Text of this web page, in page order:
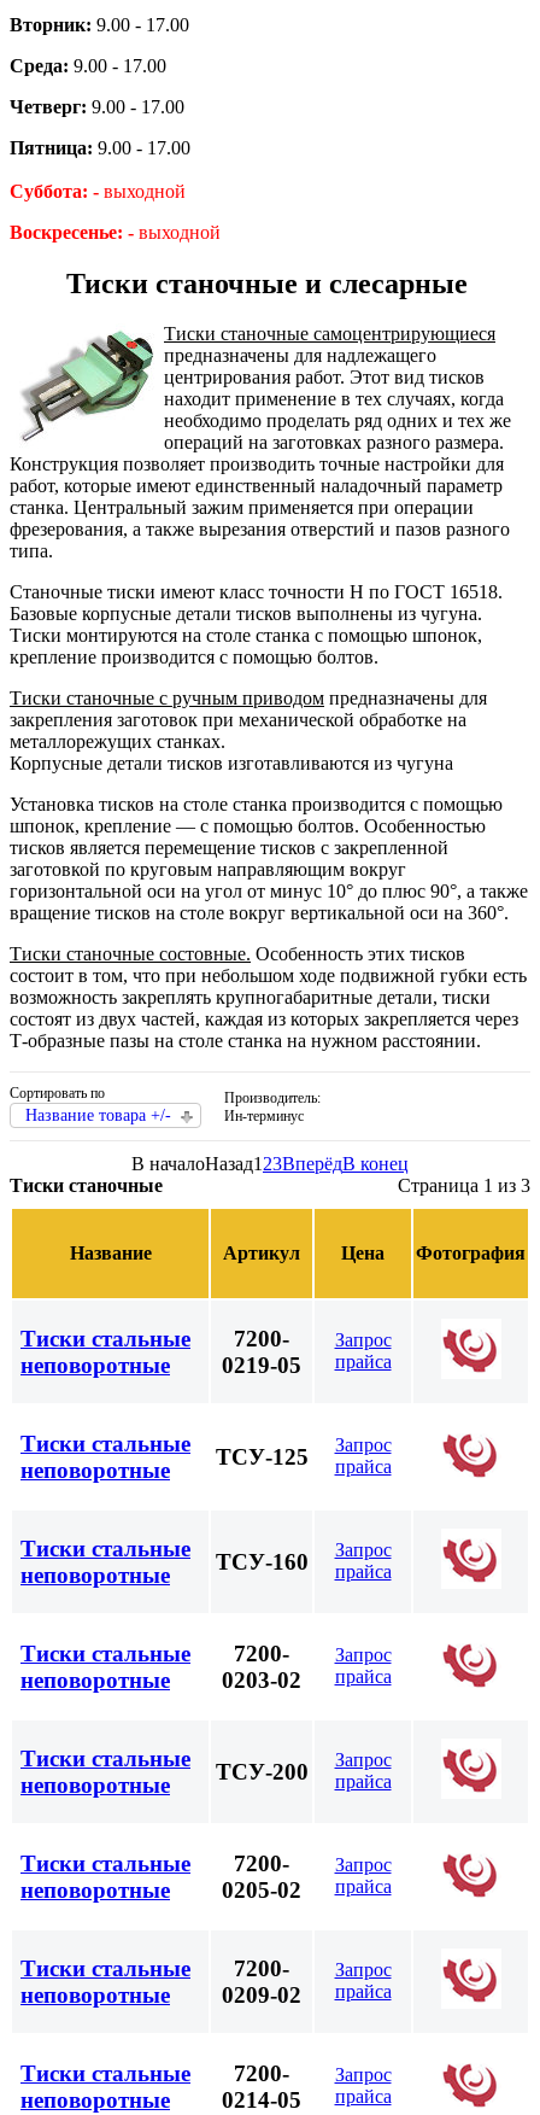
Вторник: 9.00 - 17.00
Среда: 9.00 - 17.00
Четверг: 9.00 - 17.00
Пятница: 9.00 - 17.00
Суббота: - выходной
Воскресенье: - выходной
Тиски станочные и слесарные
Тиски станочные самоцентрирующиеся
предназначены для надлежащего
центрирования работ. Этот вид тисков
находит применение в тех случаях, когда
необходимо проделать ряд одних и тех же
операций на заготовках разного размера.
Конструкция позволяет производить точные настройки для
работ, которые имеют единственный наладочный параметр
станка. Центральный зажим применяется при операции
фрезерования, а также вырезания отверстий и пазов разного
типа.
Станочные тиски имеют класс точности Н по ГОСТ 16518.
Базовые корпусные детали тисков выполнены из чугуна.
Тиски монтируются на столе станка с помощью шпонок,
крепление производится с помощью болтов.
Тиски станочные с ручным приводом предназначены для
закрепления заготовок при механической обработке на
металлорежущих станках.
Корпусные детали тисков изготавливаются из чугуна
Установка тисков на столе станка производится с помощью
шпонок, крепление — с помощью болтов. Особенностью
тисков является перемещение тисков с закрепленной
заготовкой по круговым направляющим вокруг
горизонтальной оси на угол от минус 10° до плюс 90°, а также
вращение тисков на столе вокруг вертикальной оси на 360°.
Тиски станочные состовные. Особенность этих тисков
состоит в том, что при небольшом ходе подвижной губки есть
возможность закреплять крупногабаритные детали, тиски
состоят из двух частей, каждая из которых закрепляется через
Т-образные пазы на столе станка на нужном расстоянии.
Сортировать по
Название товара +/-
Производитель:
Ин-терминус
В началоНазад123ВперёдВ конец
Страница 1 из 3
Тиски станочные
Название Артикул Цена Фотография
Тиски стальные
неповоротные
7200-
0219-05
Запрос
прайса
Тиски стальные
неповоротные
ТСУ-125
Запрос
прайса
Тиски стальные
неповоротные
ТСУ-160
Запрос
прайса
Тиски стальные
неповоротные
7200-
0203-02
Запрос
прайса
Тиски стальные
неповоротные
ТСУ-200
Запрос
прайса
Тиски стальные
неповоротные
7200-
0205-02
Запрос
прайса
Тиски стальные
неповоротные
7200-
0209-02
Запрос
прайса
Тиски стальные
неповоротные
7200-
0214-05
Запрос
прайса